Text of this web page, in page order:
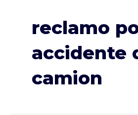
reclamo
accidente
camion